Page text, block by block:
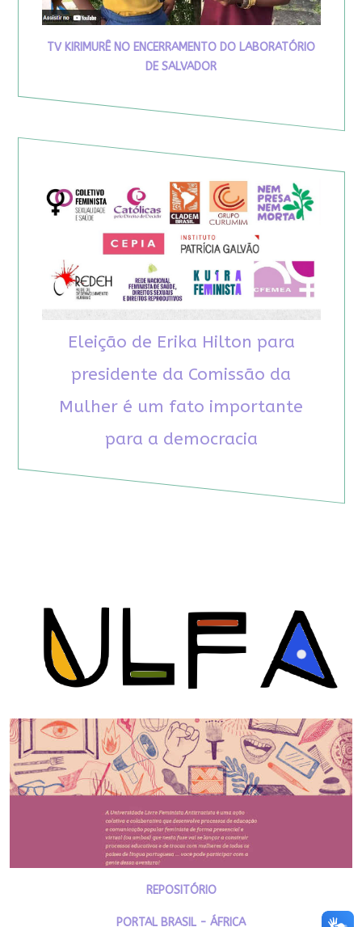
TV KIRIMURÊ NO ENCERRAMENTO DO LABORATÓRIO
DE SALVADOR
Eleição de Erika Hilton para
presidente da Comissão da
Mulher é um fato importante
para a democracia
REPOSITÓRIO
PORTAL BRASIL - ÁFRICA